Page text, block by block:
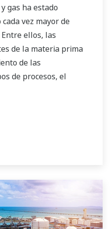
gas ha estado
vez mayor de
ellos, las
de la materia prima
de las
de procesos, el
que puedan
segura y
de los clientes.
de refinación,
para proveer
en resolver
Las soluciones